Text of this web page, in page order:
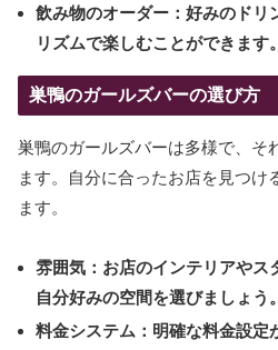
飲み物のオーダー：好みのドリ
リズムで楽しむことができます。
巣鴨のガールズバーの選び方
巣鴨のガールズバーは多様で、そ
ます。自分に合ったお店を見つけ
ます。
雰囲気：お店のインテリアやス
自分好みの空間を選びましょう。
料金システム：明確な料金設定